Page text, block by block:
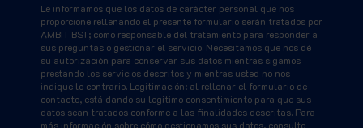
Le informamos que los datos de carácter personal que nos
proporcione rellenando el presente formulario serán tratados por
AMBIT BST; como responsable del tratamiento para responder a
sus preguntas o gestionar el servicio. Necesitamos que nos dé
su autorización para conservar sus datos mientras sigamos
prestando los servicios descritos y mientras usted no nos
indique lo contrario. Legitimación: al rellenar el formulario de
contacto, está dando su legítimo consentimiento para que sus
datos sean tratados conforme a las finalidades descritas. Para
más información sobre cómo gestionamos sus datos, consulte